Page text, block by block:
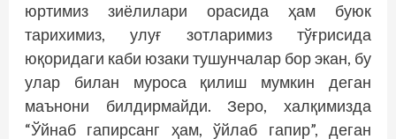
юртимиз зиёлилари орасида ҳам буюк
тарихимиз, улуғ зотларимиз тўғрисида
юқоридаги каби юзаки тушунчалар бор экан, бу
улар билан муроса қилиш мумкин деган
маънони билдирмайди. Зеро, халқимизда
“Ўйнаб гапирсанг ҳам, ўйлаб гапир”, деган